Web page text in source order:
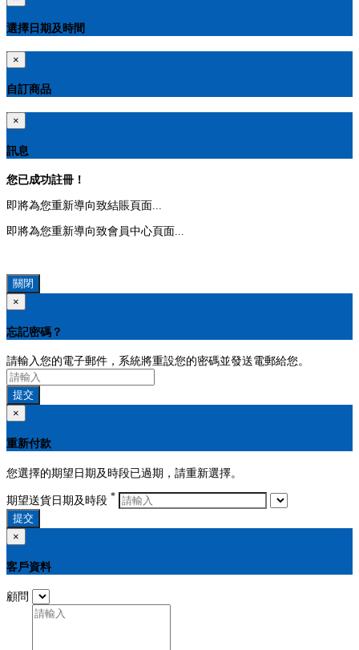
選擇日期及時間
×
自訂商品
×
訊息
您已成功註冊！
即將為您重新導向致結賬頁面...
即將為您重新導向致會員中心頁面...
關閉
×
忘記密碼？
請輸入您的電子郵件，系統將重設您的密碼並發送電郵給您。
提交
×
重新付款
您選擇的期望日期及時段已過期，請重新選擇。
期望送貨日期及時段 *
提交
×
客戶資料
顧問